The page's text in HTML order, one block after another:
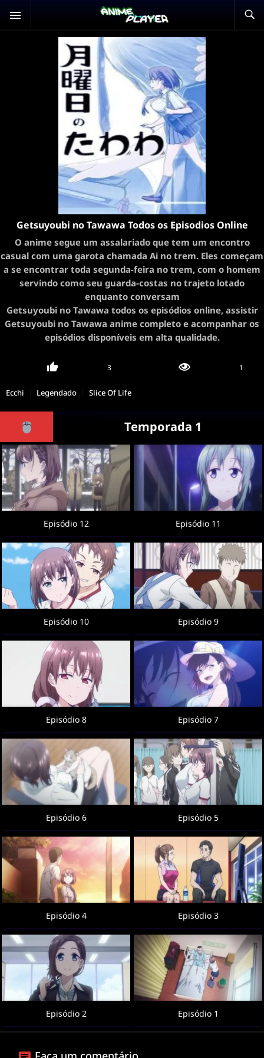
Getsuyoubi no Tawawa Todos os Episodios Online
O anime segue um assalariado que tem um encontro
casual com uma garota chamada Ai no trem. Eles começam
a se encontrar toda segunda-feira no trem, com o homem
servindo como seu guarda-costas no trajeto lotado
enquanto conversam
Getsuyoubi no Tawawa todos os episódios online, assistir
Getsuyoubi no Tawawa anime completo e acompanhar os
episódios disponíveis em alta qualidade.
3 1
Ecchi Legendado Slice Of Life
Temporada 1
Episódio 12 Episódio 11
Episódio 10 Episódio 9
Episódio 8 Episódio 7
Episódio 6 Episódio 5
Episódio 4 Episódio 3
Episódio 2 Episódio 1